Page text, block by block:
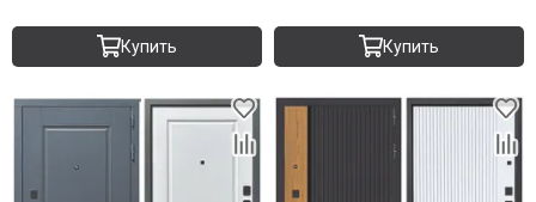
Купить Купить